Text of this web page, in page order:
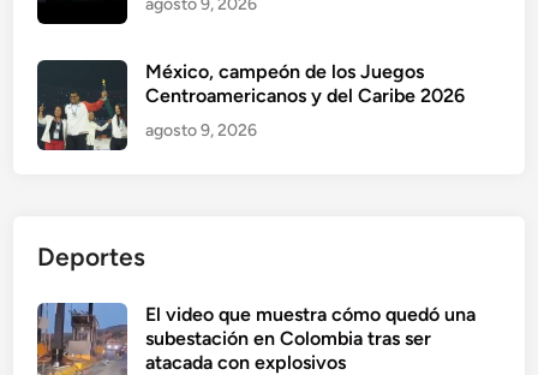
México, campeón de los Juegos
Centroamericanos y del Caribe 2026
agosto 9, 2026
Deportes
El video que muestra cómo quedó una
subestación en Colombia tras ser
atacada con explosivos